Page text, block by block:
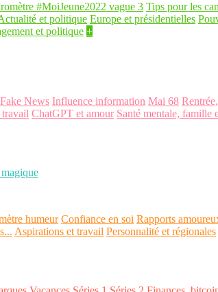
#MoiJeune2022 vague 3 Tips pour les
et politique Europe et présidentielles
et politique +
Fake News Influence information Mai 68
ChatGPT et amour Santé mentale, famille
humeur Confiance en soi Rapports
Aspirations et travail Personnalité et régionales